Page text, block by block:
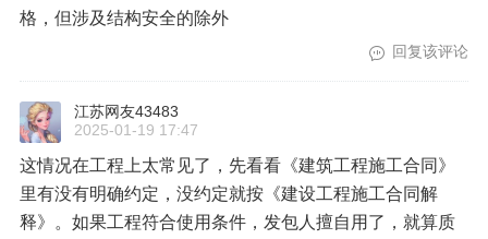
格，但涉及结构安全的除外
回复该评论
江苏网友43483
2025-01-19 17:47
这情况在工程上太常见了，先看看《建筑工程施工合同》
里有没有明确约定，没约定就按《建设工程施工合同解
释》。如果工程符合使用条件，发包人擅自用了，就算质